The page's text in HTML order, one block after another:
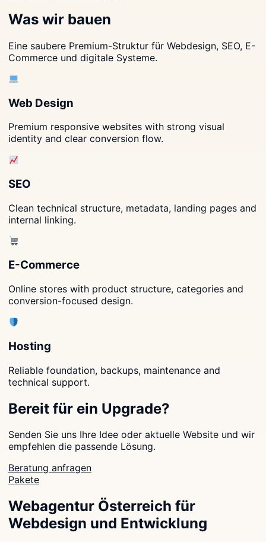
Was wir bauen
Eine saubere Premium-Struktur für Webdesign, SEO, E-
Commerce und digitale Systeme.
Web Design
Premium responsive websites with strong visual
identity and clear conversion flow.
SEO
Clean technical structure, metadata, landing pages and
internal linking.
E-Commerce
Online stores with product structure, categories and
conversion-focused design.
Hosting
Reliable foundation, backups, maintenance and
technical support.
Bereit für ein Upgrade?
Senden Sie uns Ihre Idee oder aktuelle Website und wir
empfehlen die passende Lösung.
Beratung anfragen
Pakete
Webagentur Österreich für
Webdesign und Entwicklung